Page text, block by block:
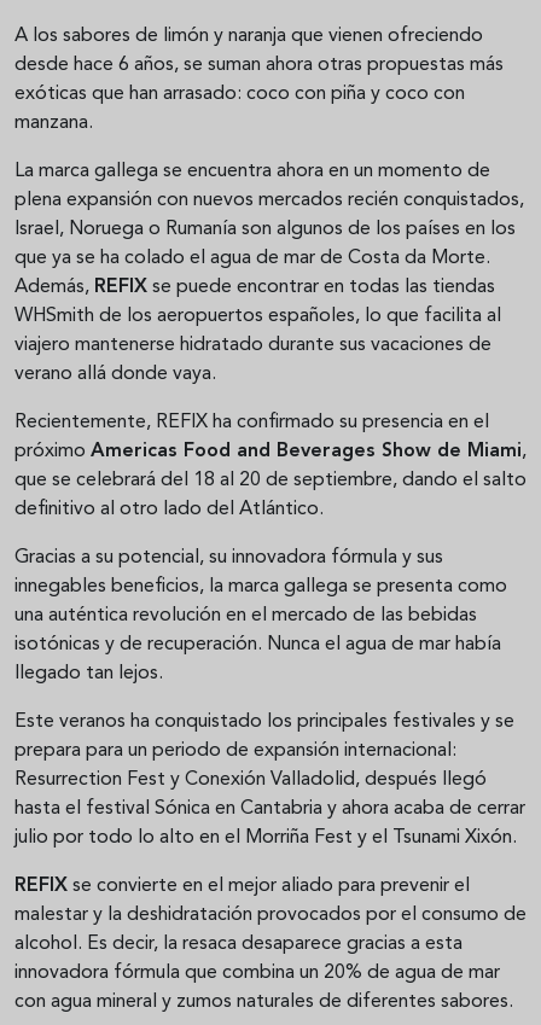
A los sabores de limón y naranja que vienen ofreciendo
desde hace 6 años, se suman ahora otras propuestas más
exóticas que han arrasado: coco con piña y coco con
manzana.
La marca gallega se encuentra ahora en un momento de
plena expansión con nuevos mercados recién conquistados,
Israel, Noruega o Rumanía son algunos de los países en los
que ya se ha colado el agua de mar de Costa da Morte.
Además, REFIX se puede encontrar en todas las tiendas
WHSmith de los aeropuertos españoles, lo que facilita al
viajero mantenerse hidratado durante sus vacaciones de
verano allá donde vaya.
Recientemente, REFIX ha confirmado su presencia en el
próximo Americas Food and Beverages Show de Miami,
que se celebrará del 18 al 20 de septiembre, dando el salto
definitivo al otro lado del Atlántico.
Gracias a su potencial, su innovadora fórmula y sus
innegables beneficios, la marca gallega se presenta como
una auténtica revolución en el mercado de las bebidas
isotónicas y de recuperación. Nunca el agua de mar había
llegado tan lejos.
Este veranos ha conquistado los principales festivales y se
prepara para un periodo de expansión internacional:
Resurrection Fest y Conexión Valladolid, después llegó
hasta el festival Sónica en Cantabria y ahora acaba de cerrar
julio por todo lo alto en el Morriña Fest y el Tsunami Xixón.
REFIX se convierte en el mejor aliado para prevenir el
malestar y la deshidratación provocados por el consumo de
alcohol. Es decir, la resaca desaparece gracias a esta
innovadora fórmula que combina un 20% de agua de mar
con agua mineral y zumos naturales de diferentes sabores.